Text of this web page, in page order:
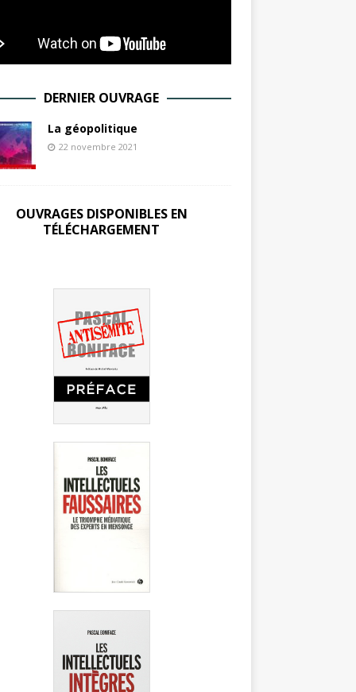
DERNIER OUVRAGE
La géopolitique
22 novembre 2021
OUVRAGES DISPONIBLES EN
TÉLÉCHARGEMENT